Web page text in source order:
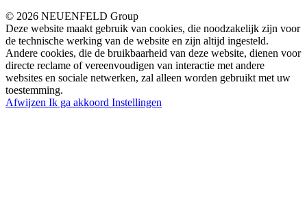
© 2026 NEUENFELD Group
Deze website maakt gebruik van cookies, die noodzakelijk zijn voor
de technische werking van de website en zijn altijd ingesteld.
Andere cookies, die de bruikbaarheid van deze website, dienen voor
directe reclame of vereenvoudigen van interactie met andere
websites en sociale netwerken, zal alleen worden gebruikt met uw
toestemming.
Afwijzen Ik ga akkoord Instellingen